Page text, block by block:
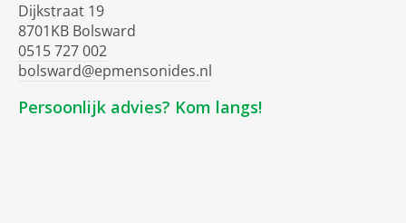
Dijkstraat 19
8701KB Bolsward
0515 727 002
bolsward@epmensonides.nl
Persoonlijk advies? Kom langs!